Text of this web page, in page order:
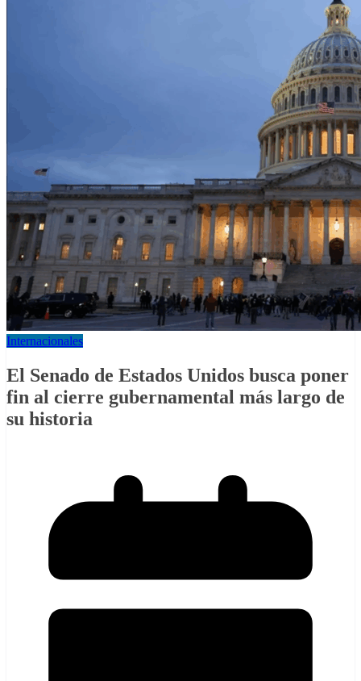
Internacionales
El Senado de Estados Unidos busca poner
fin al cierre gubernamental más largo de
su historia